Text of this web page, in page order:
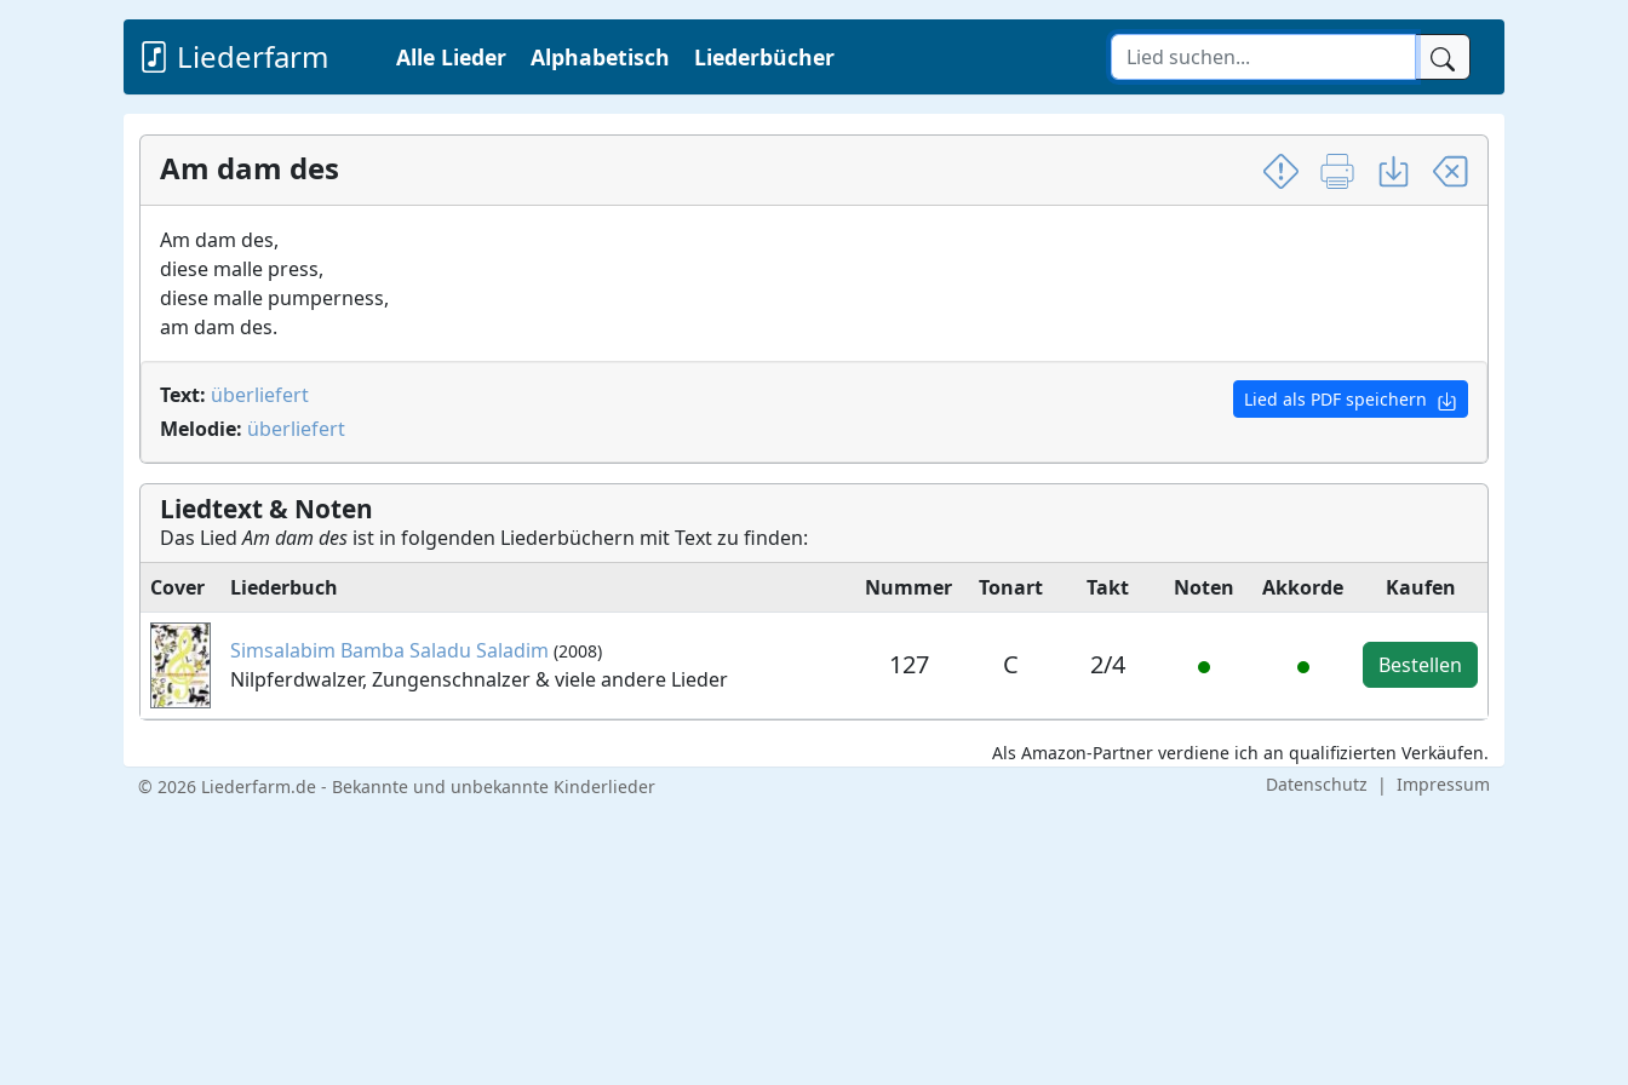
Liederfarm Alle Lieder Alphabetisch Liederbücher
Am dam des
Am dam des,
diese malle press,
diese malle pumperness,
am dam des.
Lied als PDF speichern
Text: überliefert
Melodie: überliefert
Liedtext & Noten
Das LiedAm dam des ist in folgenden Liederbüchern mit Text zu finden:
Cover
Liederbuch Nummer Tonart Takt Noten Akkorde Kaufen
Simsalabim Bamba Saladu Saladim (2008)
Nilpferdwalzer, Zungenschnalzer & viele andere Lieder 127 C 2/4 Bestellen
Als Amazon-Partner verdiene ich an qualifizierten Verkäufen.
© 2026 Liederfarm.de - Bekannte und unbekannte Kinderlieder
Datenschutz | Impressum